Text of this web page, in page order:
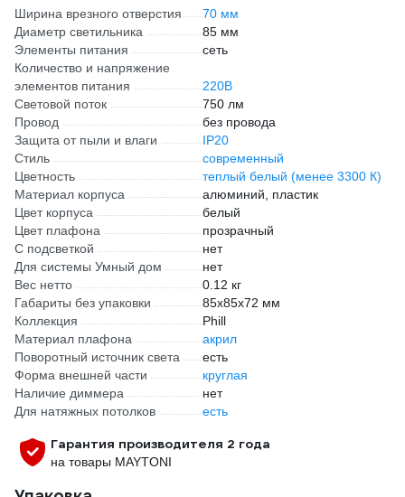
Ширина врезного отверстия
70 мм
Диаметр светильника
85 мм
Элементы питания
сеть
Количество и напряжение
элементов питания
220В
Световой поток
750 лм
Провод
без провода
Защита от пыли и влаги
IP20
Стиль
современный
Цветность
теплый белый (менее 3300 К)
Материал корпуса
алюминий, пластик
Цвет корпуса
белый
Цвет плафона
прозрачный
С подсветкой
нет
Для системы Умный дом
нет
Вес нетто
0.12 кг
Габариты без упаковки
85х85х72 мм
Коллекция
Phill
Материал плафона
акрил
Поворотный источник света
есть
Форма внешней части
круглая
Наличие диммера
нет
Для натяжных потолков
есть
Гарантия производителя 2 года
на товары MAYTONI